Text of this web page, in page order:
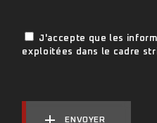
J'accepte que les
exploitées dans le cadre
ENVOYER